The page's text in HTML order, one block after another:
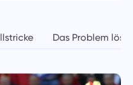
Das Problem